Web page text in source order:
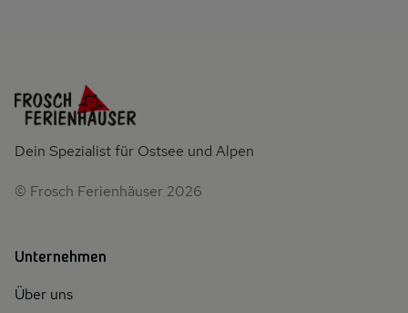
Dein Spezialist für Ostsee und Alpen
© Frosch Ferienhäuser 2026
Unternehmen
Über uns